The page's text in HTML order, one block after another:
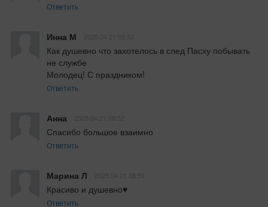
Ответить
Инна М
Как душевно что захотелось в след Пасху побывать
не службе
Молодец! С праздником!
Ответить
Анна
Спасибо большое взаимно
Ответить
Марина Л
Красиво и душевно♥️
Ответить